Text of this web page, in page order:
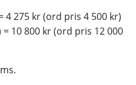
4 275 kr (ord pris 4 500 kr)
10 800 kr (ord pris 12 000